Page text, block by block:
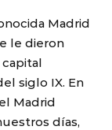
Madrid
le dieron
siglo IX. En
Madrid
días,